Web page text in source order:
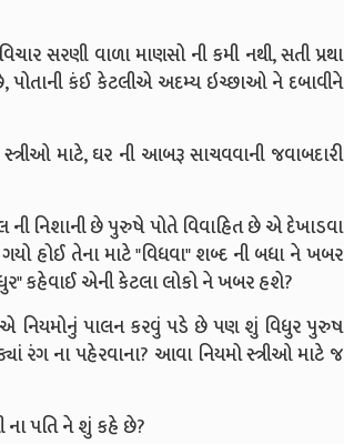
સરણી વાળા માણસો ની કમી નથી, સતી પ્રથા
કંઈ કેટલીએ અદમ્ય ઇચ્છાઓ ને દબાવીને
માટે, ઘર ની આબરૂ સાચવવાની જવાબદારી
ની નિશાની છે પુરુષે પોતે વિવાહિત છે એ દેખાડવા
હોઈ તેના માટે "વિધવા" શબ્દ ની બધા ને ખબર
કહેવાઈ એની કેટલા લોકો ને ખબર હશે?
નિયમોનું પાલન કરવું પડે છે પણ શું વિધુર પુરુષ
રંગ ના પહેરવાના? આવા નિયમો સ્ત્રીઓ માટે જ
ના પતિ ને શું કહે છે?